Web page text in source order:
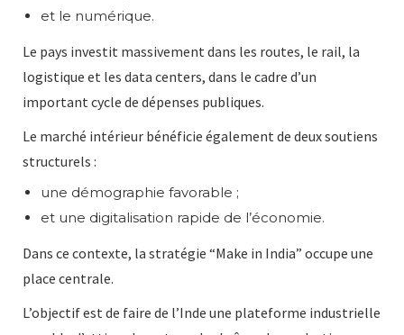
et le numérique.
Le pays investit massivement dans les routes, le rail, la
logistique et les data centers, dans le cadre d’un
important cycle de dépenses publiques.
Le marché intérieur bénéficie également de deux soutiens
structurels :
une démographie favorable ;
et une digitalisation rapide de l’économie.
Dans ce contexte, la stratégie “Make in India” occupe une
place centrale.
L’objectif est de faire de l’Inde une plateforme industrielle